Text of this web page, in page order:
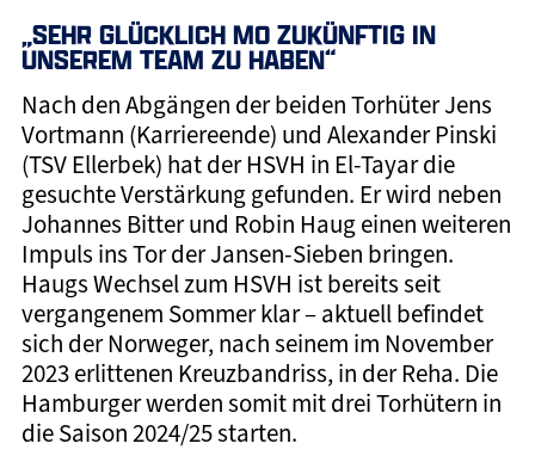
„SEHR GLÜCKLICH MO ZUKÜNFTIG IN
UNSEREM TEAM ZU HABEN“
Nach den Abgängen der beiden Torhüter Jens
Vortmann (Karriereende) und Alexander Pinski
(TSV Ellerbek) hat der HSVH in El-Tayar die
gesuchte Verstärkung gefunden. Er wird neben
Johannes Bitter und Robin Haug einen weiteren
Impuls ins Tor der Jansen-Sieben bringen.
Haugs Wechsel zum HSVH ist bereits seit
vergangenem Sommer klar – aktuell befindet
sich der Norweger, nach seinem im November
2023 erlittenen Kreuzbandriss, in der Reha. Die
Hamburger werden somit mit drei Torhütern in
die Saison 2024/25 starten.